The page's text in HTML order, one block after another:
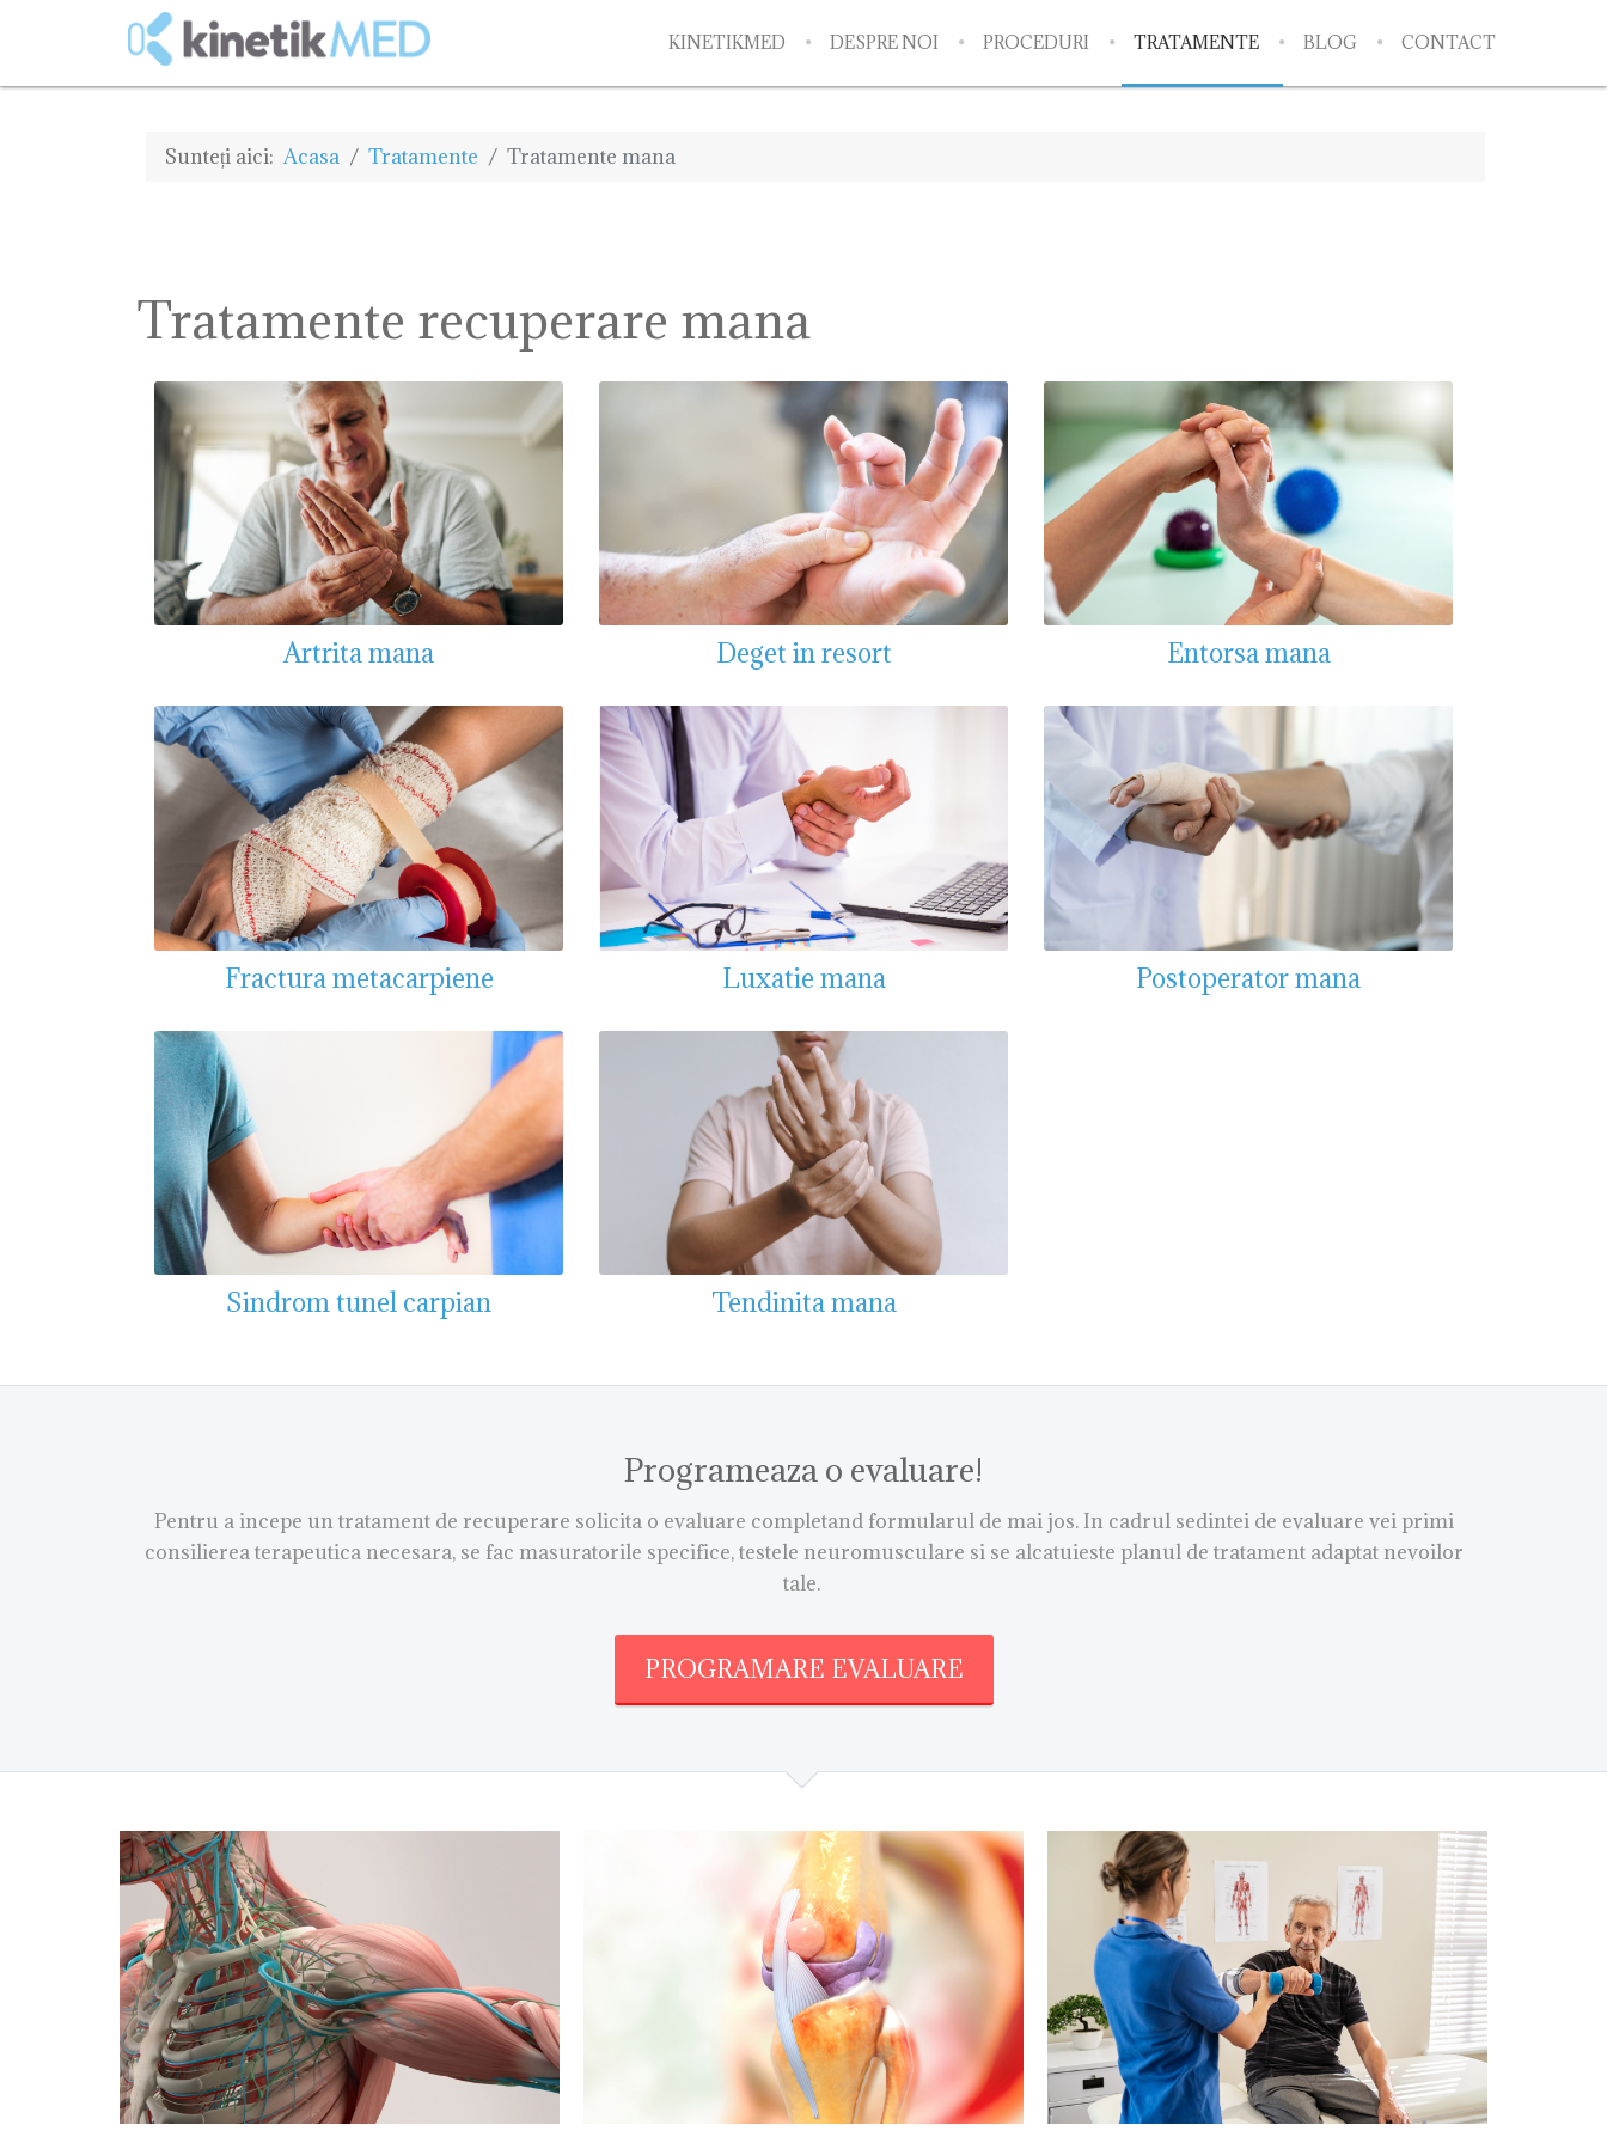
KINETIKMED DESPRE NOI PROCEDURI TRATAMENTE BLOG CONTACT
Sunteți aici: Acasa Tratamente Tratamente mana
Tratamente recuperare mana
Artrita mana Deget in resort Entorsa mana
Fractura metacarpiene Luxatie mana Postoperator mana
Sindrom tunel carpian Tendinita mana
Programeaza o evaluare!
Pentru a incepe un tratament de recuperare solicita o evaluare completand formularul de mai jos. In cadrul sedintei de evaluare vei primi
consilierea terapeutica necesara, se fac masuratorile specifice, testele neuromusculare si se alcatuieste planul de tratament adaptat nevoilor
tale.
PROGRAMARE EVALUARE